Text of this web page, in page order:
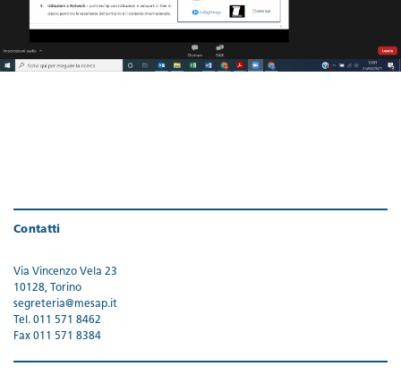
Contatti
Via Vincenzo Vela 23
10128, Torino
segreteria@mesap.it
Tel. 011 571 8462
Fax 011 571 8384